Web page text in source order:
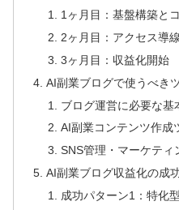
1ヶ月目：基盤構築と
2ヶ月目：アクセス導
3ヶ月目：収益化開始
AI副業ブログで使うべき
ブログ運営に必要な基
AI副業コンテンツ作成
SNS管理・マーケティ
AI副業ブログ収益化の成
成功パターン1：特化